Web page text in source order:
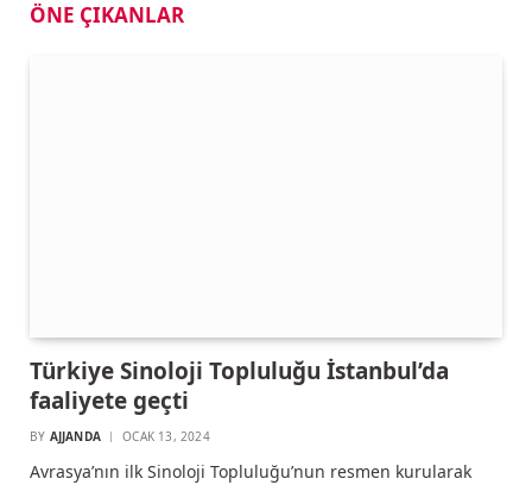
ÖNE ÇIKANLAR
Türkiye Sinoloji Topluluğu İstanbul’da
faaliyete geçti
BY AJJANDA OCAK 13, 2024
Avrasya’nın ilk Sinoloji Topluluğu’nun resmen kurularak